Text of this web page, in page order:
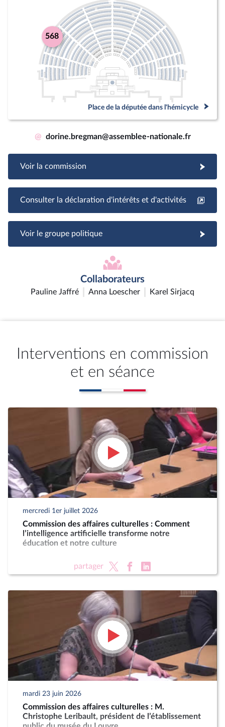
568
Place de la députée dans l'hémicycle
@ dorine.bregman@assemblee-nationale.fr
Voir la commission
Consulter la déclaration d'intérêts et d'activités
Voir le groupe politique
Collaborateurs
Pauline Jaffré Anna Loescher Karel Sirjacq
Interventions en commission
et en séance
mercredi 1er juillet 2026
Commission des affaires culturelles : Comment
l’intelligence artificielle transforme notre
éducation et notre culture
partager
mardi 23 juin 2026
Commission des affaires culturelles : M.
Christophe Leribault, président de l’établissement